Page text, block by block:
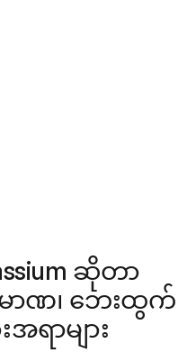
ဆိုတာ
ာဏ၊ ဘေးထွက်
အရာများ